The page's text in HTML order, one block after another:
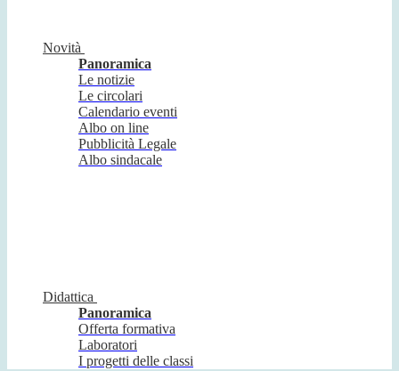
Novità
Panoramica
Le notizie
Le circolari
Calendario eventi
Albo on line
Pubblicità Legale
Albo sindacale
Didattica
Panoramica
Offerta formativa
Laboratori
I progetti delle classi